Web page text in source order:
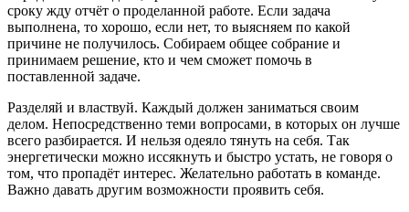
сроку жду отчёт о проделанной работе. Если задача
выполнена, то хорошо, если нет, то выясняем по какой
причине не получилось. Собираем общее собрание и
принимаем решение, кто и чем сможет помочь в
поставленной задаче.
Разделяй и властвуй. Каждый должен заниматься своим
делом. Непосредственно теми вопросами, в которых он лучше
всего разбирается. И нельзя одеяло тянуть на себя. Так
энергетически можно иссякнуть и быстро устать, не говоря о
том, что пропадёт интерес. Желательно работать в команде.
Важно давать другим возможности проявить себя.